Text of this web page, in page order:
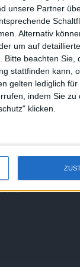
unsere Partner
Alternativ
um auf
Bitte beachten Sie,
stattfinden kann,
gelten lediglich
indem Sie zu
klicken.
zuvor.
nicht
nutzen.
Sie
Pro 279 Euro.
.